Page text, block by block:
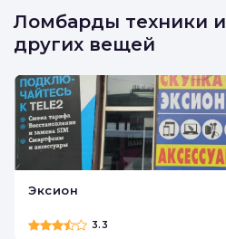
Ломбарды техники и
других вещей
Эксион
3.3